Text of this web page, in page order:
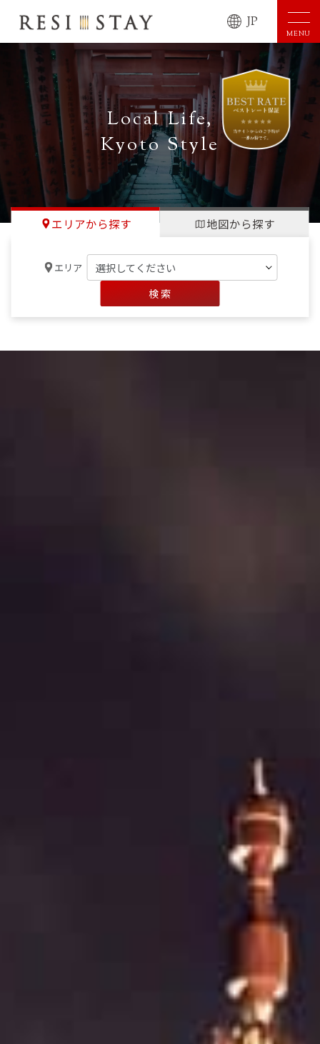
JP
MENU
Local Life,
Kyoto Style
エリアから探す 地図から探す
エリア
検 索